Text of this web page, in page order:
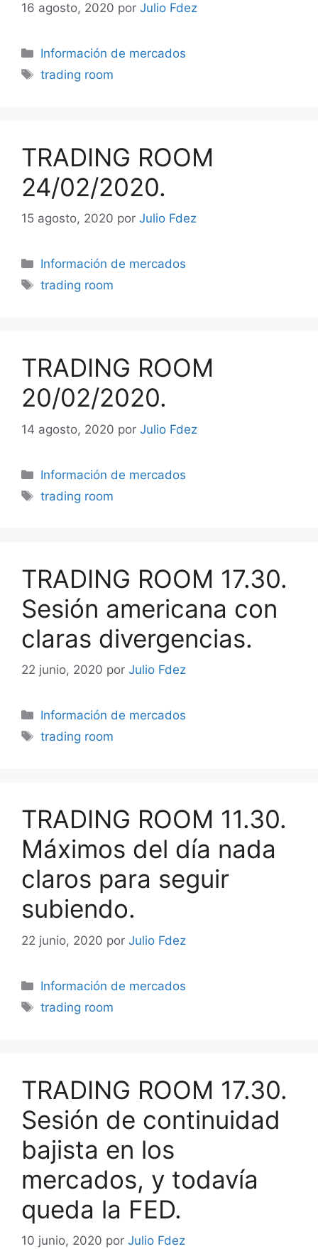
16 agosto, 2020 por Julio Fdez
Categorías
Información de mercados
Etiquetas
trading room
TRADING ROOM
24/02/2020.
15 agosto, 2020 por Julio Fdez
Categorías
Información de mercados
Etiquetas
trading room
TRADING ROOM
20/02/2020.
14 agosto, 2020 por Julio Fdez
Categorías
Información de mercados
Etiquetas
trading room
TRADING ROOM 17.30.
Sesión americana con
claras divergencias.
22 junio, 2020 por Julio Fdez
Categorías
Información de mercados
Etiquetas
trading room
TRADING ROOM 11.30.
Máximos del día nada
claros para seguir
subiendo.
22 junio, 2020 por Julio Fdez
Categorías
Información de mercados
Etiquetas
trading room
TRADING ROOM 17.30.
Sesión de continuidad
bajista en los
mercados, y todavía
queda la FED.
10 junio, 2020 por Julio Fdez